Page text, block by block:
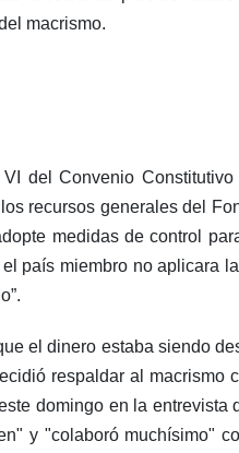
macrismo.
del Convenio
recursos generales del
medidas de control
país miembro no aplicara
el dinero estaba siendo
respaldar al macrismo
domingo en la
y "colaboró muchísimo"